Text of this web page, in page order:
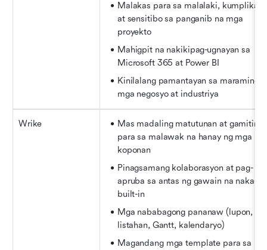
Malakas para sa malalaki,
at sensitibo sa panganib na mga
proyekto
Mahigpit na nakikipag-ugnayan sa
Microsoft 365 at Power BI
Kinilalang pamantayan sa maraming
mga negosyo at industriya
Wrike
Mas madaling matutunan at gamitin
para sa malawak na hanay ng mga
koponan
Pinagsamang kolaborasyon at pag-
apruba sa antas ng gawain na naka-
built-in
Mga nababagong pananaw (lupon,
listahan, Gantt, kalendaryo)
Magandang mga template para sa